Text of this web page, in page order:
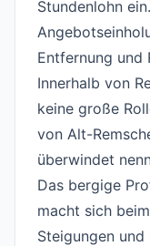
Stundenlohn
Entfernung und
Innerhalb von
keine große
von Alt-
überwindet
Das bergige
macht sich
Steigungen